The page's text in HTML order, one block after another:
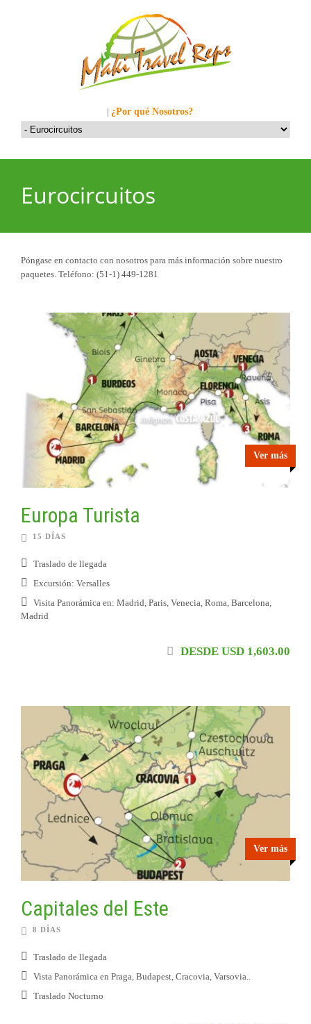
| ¿Por qué Nosotros?
Eurocircuitos
Póngase en contacto con nosotros para más información sobre nuestro
paquetes. Teléfono: (51-1) 449-1281
Ver más
Europa Turista
15 DÍAS
Traslado de llegada
Excursión: Versalles
Visita Panorámica en: Madrid, Paris, Venecia, Roma, Barcelona,
Madrid
DESDE USD 1,603.00
Ver más
Capitales del Este
8 DÍAS
Traslado de llegada
Vista Panorámica en Praga, Budapest, Cracovia, Varsovia..
Traslado Nocturno